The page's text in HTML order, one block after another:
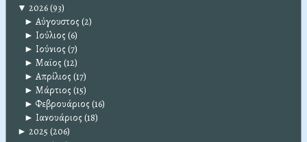
▼ 2026(93)
► Αύγουστος (2)
► Ιούλιος (6)
► Ιούνιος (7)
► Μαϊος (12)
► Απρίλιος (17)
► Μάρτιος (15)
► Φεβρουάριος (16)
► Ιανουάριος (18)
► 2025 (206)